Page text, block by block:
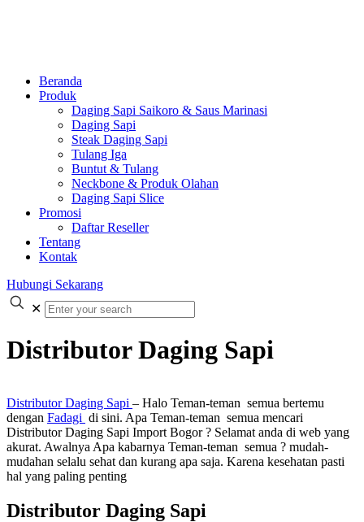
Beranda
Produk
Daging Sapi Saikoro & Saus Marinasi
Daging Sapi
Steak Daging Sapi
Tulang Iga
Buntut & Tulang
Neckbone & Produk Olahan
Daging Sapi Slice
Promosi
Daftar Reseller
Tentang
Kontak
Hubungi Sekarang
✕
Distributor Daging Sapi
Distributor Daging Sapi – Halo Teman-teman semua bertemu
dengan Fadagi di sini. Apa Teman-teman semua mencari
Distributor Daging Sapi Import Bogor ? Selamat anda di web yang
akurat. Awalnya Apa kabarnya Teman-teman semua ? mudah-
mudahan selalu sehat dan kurang apa saja. Karena kesehatan pasti
hal yang paling penting
Distributor Daging Sapi